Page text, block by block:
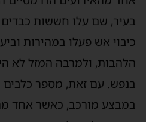
בעיר, שם עלו חששות
כיבוי אש פעלו במהירות
הלהבות, ולמרבה המזל לא
בנפש. עם זאת, מספר
במבצע מורכב, כאשר אחד